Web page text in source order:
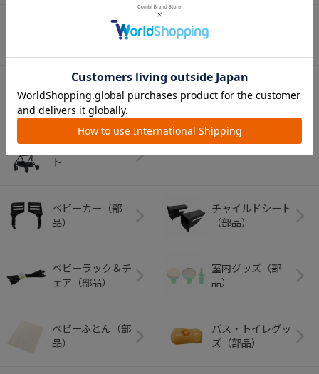
（お口のケア）
（ヘルメット）
ペット用品
ショッピングカー
ト
ベビーカー（部
品）
チャイルドシート
（部品）
ベビーラック＆チ
ェア（部品）
室内グッズ（部
品）
ベビーふとん（部
品）
バス・トイレグッ
ズ（部品）